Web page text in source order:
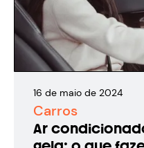
16 de maio de 2024
Carros
Ar